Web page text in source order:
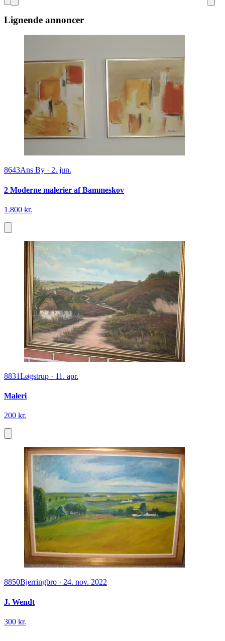
Lignende annoncer
8643Ans By · 2. jun.
2 Moderne malerier af Bammeskov
1.800 kr.
8831Løgstrup · 11. apr.
Maleri
200 kr.
8850Bjerringbro · 24. nov. 2022
J. Wendt
300 kr.